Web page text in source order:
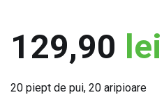
129,90 lei
20 piept de pui, 20 aripioare